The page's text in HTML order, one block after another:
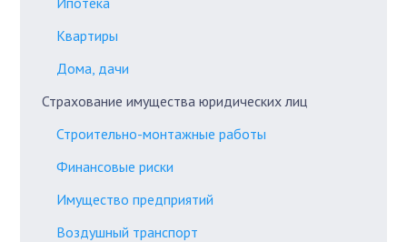
Квартиры
Дома, дачи
Страхование имущества юридических лиц
Строительно-монтажные работы
Финансовые риски
Имущество предприятий
Воздушный транспорт